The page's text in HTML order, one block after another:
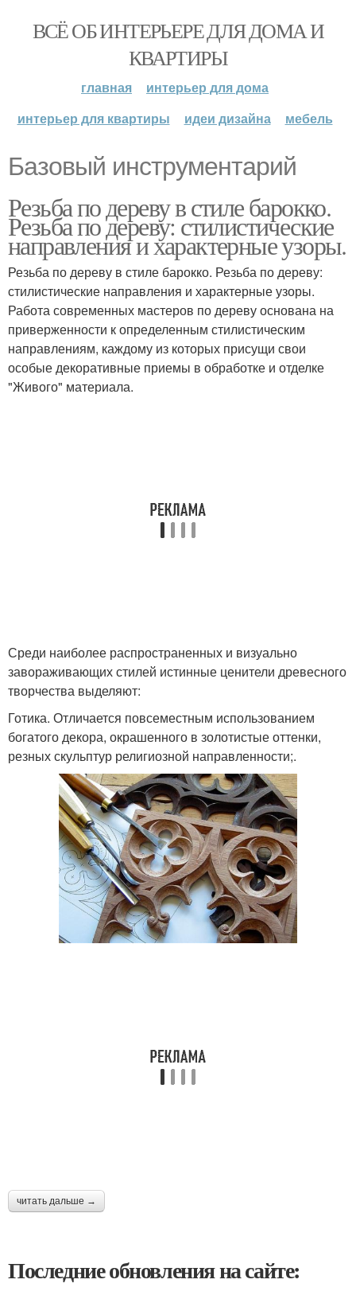
ВСЁ ОБ ИНТЕРЬЕРЕ ДЛЯ ДОМА И
КВАРТИРЫ
главная
интерьер для дома
интерьер для квартиры
идеи дизайна мебель
Базовый инструментарий
Резьба по дереву в стиле барокко.
Резьба по дереву: стилистические
направления и характерные узоры.
Резьба по дереву в стиле барокко. Резьба по дереву:
стилистические направления и характерные узоры.
Работа современных мастеров по дереву основана на
приверженности к определенным стилистическим
направлениям, каждому из которых присущи свои
особые декоративные приемы в обработке и отделке
"Живого" материала.
Среди наиболее распространенных и визуально
завораживающих стилей истинные ценители древесного
творчества выделяют:
Готика. Отличается повсеместным использованием
богатого декора, окрашенного в золотистые оттенки,
резных скульптур религиозной направленности;.
читать дальше →
Последние обновления на сайте: